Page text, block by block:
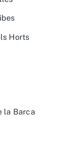
Horts
la Barca